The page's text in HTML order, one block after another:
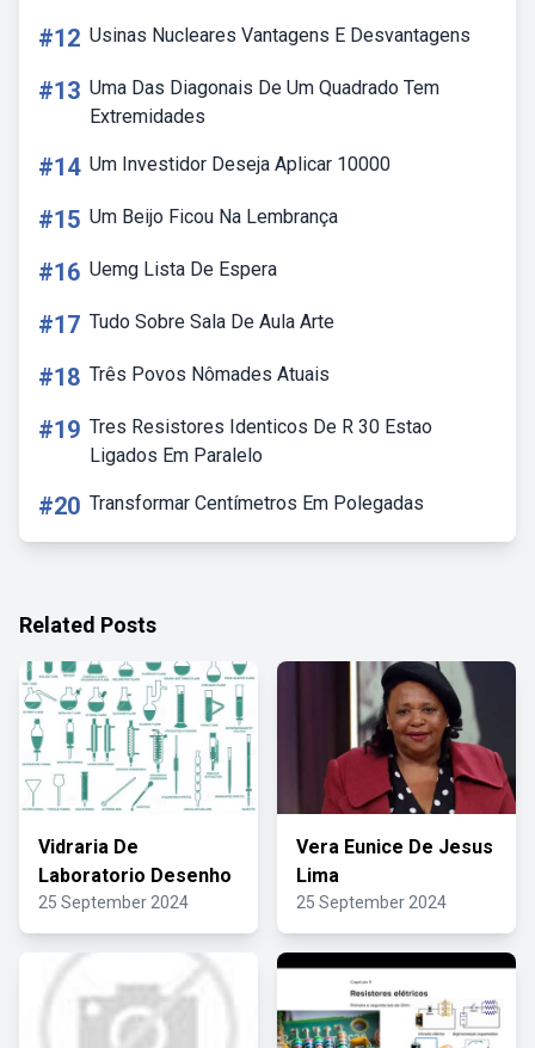
#12 Usinas Nucleares Vantagens E Desvantagens
#13 Uma Das Diagonais De Um Quadrado Tem
Extremidades
#14 Um Investidor Deseja Aplicar 10000
#15 Um Beijo Ficou Na Lembrança
#16 Uemg Lista De Espera
#17 Tudo Sobre Sala De Aula Arte
#18 Três Povos Nômades Atuais
#19 Tres Resistores Identicos De R 30 Estao
Ligados Em Paralelo
#20 Transformar Centímetros Em Polegadas
Related Posts
Vidraria De
Laboratorio Desenho
25 September 2024
Vera Eunice De Jesus
Lima
25 September 2024